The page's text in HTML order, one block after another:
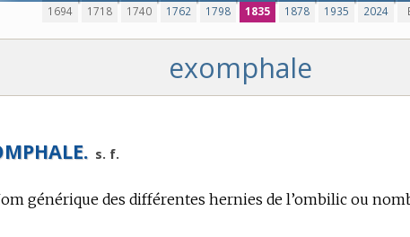
1694 1718 1740 1762 1798 1835 1878 1935 2024
exomphale
s. f.
générique des différentes hernies de l’ombilic ou